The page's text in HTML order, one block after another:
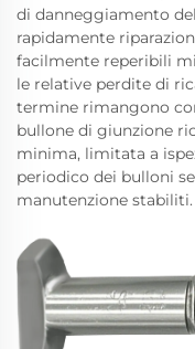
di danneggiamento
rapidamente
facilmente reperibili
le relative perdite di
termine rimangono
bullone di giunzione
minima, limitata a
periodico dei bulloni
manutenzione stabiliti.